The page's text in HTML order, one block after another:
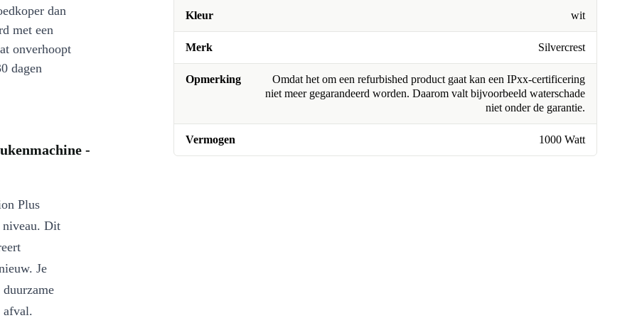
Kleur wit
Merk Silvercrest
Opmerking
Omdat het om een refurbished product gaat kan een IPxx-certificering
niet meer gegarandeerd worden. Daarom valt bijvoorbeeld waterschade
niet onder de garantie.
Vermogen 1000 Watt
dan
met een
onverhoopt
dagen
-
Plus
niveau. Dit
Je
afval.